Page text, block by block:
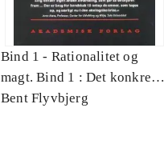
Bind 1 - Rationalitet og
magt. Bind 1 : Det konkretes
videnskab
Bent Flyvbjerg